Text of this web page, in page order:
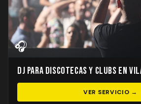
🎧
DJ para Discotecas y Clubs en
VER SERVICIO →